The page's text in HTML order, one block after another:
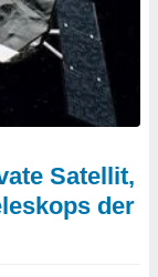
Satellit,
der